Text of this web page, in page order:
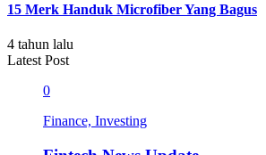
15 Merk Handuk Microfiber Yang Bagus
4 tahun lalu
Latest Post
0
Finance, Investing